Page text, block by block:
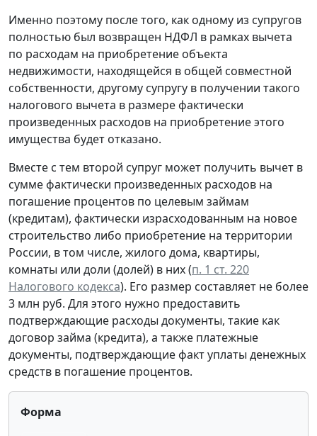
Именно поэтому после того, как одному из супругов
полностью был возвращен НДФЛ в рамках вычета
по расходам на приобретение объекта
недвижимости, находящейся в общей совместной
собственности, другому супругу в получении такого
налогового вычета в размере фактически
произведенных расходов на приобретение этого
имущества будет отказано.
Вместе с тем второй супруг может получить вычет в
сумме фактически произведенных расходов на
погашение процентов по целевым займам
(кредитам), фактически израсходованным на новое
строительство либо приобретение на территории
России, в том числе, жилого дома, квартиры,
комнаты или доли (долей) в них (п. 1 ст. 220
Налогового кодекса). Его размер составляет не более
3 млн руб. Для этого нужно предоставить
подтверждающие расходы документы, такие как
договор займа (кредита), а также платежные
документы, подтверждающие факт уплаты денежных
средств в погашение процентов.
Форма